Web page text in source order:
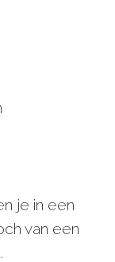
je in een
van een